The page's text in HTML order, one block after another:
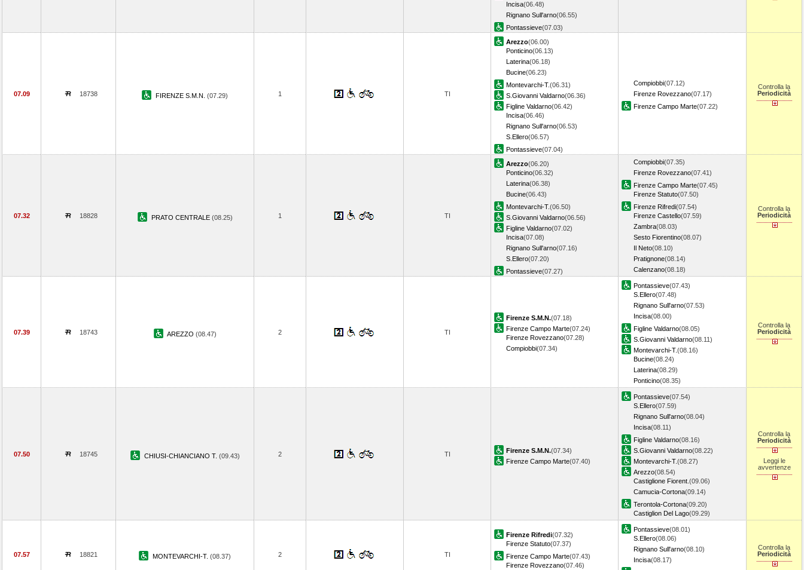
Incisa(06.48)
Rignano Sull'arno(06.55)
Pontassieve(07.03)
07.09 18738 FIRENZE S.M.N. (07.29) 1 TI
Arezzo(06.00)
Ponticino(06.13)
Laterina(06.18)
Bucine(06.23)
Montevarchi-T.(06.31)
S.Giovanni Valdarno(06.36)
Figline Valdarno(06.42)
Incisa(06.46)
Rignano Sull'arno(06.53)
S.Ellero(06.57)
Pontassieve(07.04)
Compiobbi(07.12)
Firenze Rovezzano(07.17)
Firenze Campo Marte(07.22)
Controlla la
Periodicità
07.32 18828 PRATO CENTRALE (08.25) 1 TI
Arezzo(06.20)
Ponticino(06.32)
Laterina(06.38)
Bucine(06.43)
Montevarchi-T.(06.50)
S.Giovanni Valdarno(06.56)
Figline Valdarno(07.02)
Incisa(07.08)
Rignano Sull'arno(07.16)
S.Ellero(07.20)
Pontassieve(07.27)
Compiobbi(07.35)
Firenze Rovezzano(07.41)
Firenze Campo Marte(07.45)
Firenze Statuto(07.50)
Firenze Rifredi(07.54)
Firenze Castello(07.59)
Zambra(08.03)
Sesto Fiorentino(08.07)
Il Neto(08.10)
Pratignone(08.14)
Calenzano(08.18)
Controlla la
Periodicità
07.39 18743 AREZZO (08.47) 2 TI
Firenze S.M.N.(07.18)
Firenze Campo Marte(07.24)
Firenze Rovezzano(07.28)
Compiobbi(07.34)
Pontassieve(07.43)
S.Ellero(07.48)
Rignano Sull'arno(07.53)
Incisa(08.00)
Figline Valdarno(08.05)
S.Giovanni Valdarno(08.11)
Montevarchi-T.(08.16)
Bucine(08.24)
Laterina(08.29)
Ponticino(08.35)
Controlla la
Periodicità
07.50 18745 CHIUSI-CHIANCIANO T. (09.43) 2 TI Firenze S.M.N.(07.34)
Firenze Campo Marte(07.40)
Pontassieve(07.54)
S.Ellero(07.59)
Rignano Sull'arno(08.04)
Incisa(08.11)
Figline Valdarno(08.16)
S.Giovanni Valdarno(08.22)
Montevarchi-T.(08.27)
Arezzo(08.54)
Castiglione Fiorent. (09.06)
Camucia-Cortona(09.14)
Terontola-Cortona(09.20)
Castiglion Del Lago(09.29)
Controlla la
Periodicità
Leggi le
avvertenze
07.57 18821 MONTEVARCHI-T. (08.37) 2 TI
Firenze Rifredi(07.32)
Firenze Statuto(07.37)
Firenze Campo Marte(07.43)
Firenze Rovezzano(07.46)
Pontassieve(08.01)
S.Ellero(08.06)
Rignano Sull'arno(08.10)
Incisa(08.17)
Controlla la
Periodicità